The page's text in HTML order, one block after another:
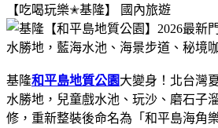
【吃喝玩樂✭基隆】
國內旅遊
基隆和平島地質公園大變身！北台灣‏夏日玩水好去處，基隆戲
水勝地，兒童戲水池、玩沙、磨石子
修，重新整裝後命名為「和平島海角